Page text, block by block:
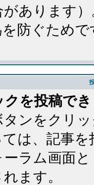
あります
防ぐためで
を投稿で
ンをクリ
は、記事
ラム画面
ます。